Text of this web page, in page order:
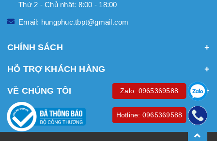
Thứ 2 - Chủ nhật: 8:00 - 18:00
Email: hungphuc.tbpt@gmail.com
CHÍNH SÁCH
HỖ TRỢ KHÁCH HÀNG
VỀ CHÚNG TÔI Zalo: 0965369588
Hotline: 0965369588